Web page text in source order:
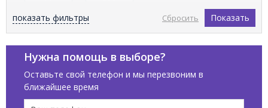
Ширина, см
Показать
Сбросить
показать фильтры
Нужна помощь в выборе?
Оставьте свой телефон и мы перезвоним в
ближайшее время